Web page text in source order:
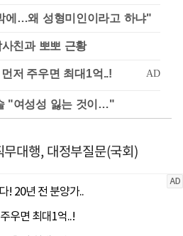
에…왜 성형미인이라고 하냐"
친과 뽀뽀 근황
"여성성 잃는 것이…"
대행, 대정부질문(국회)